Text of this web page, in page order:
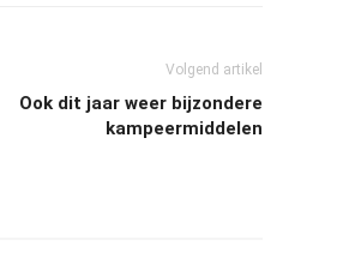
Volgend artikel
Ook dit jaar weer bijzondere
kampeermiddelen